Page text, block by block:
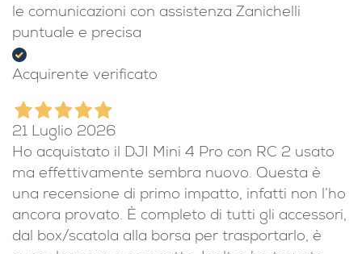
le comunicazioni con assistenza Zanichelli
puntuale e precisa
Acquirente verificato
21 Luglio 2026
Ho acquistato il DJI Mini 4 Pro con RC 2 usato
ma effettivamente sembra nuovo. Questa è
una recensione di primo impatto, infatti non l’ho
ancora provato. È completo di tutti gli accessori,
dal box/scatola alla borsa per trasportarlo, è